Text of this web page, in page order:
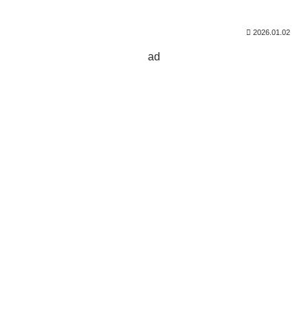
2026.01.02
ad